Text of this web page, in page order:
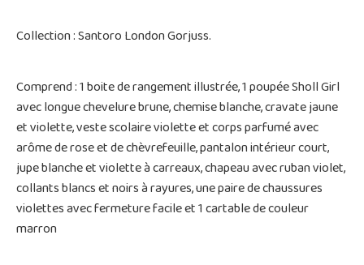
Collection : Santoro London Gorjuss.
Comprend : 1 boite de rangement illustrée, 1 poupée Sholl Girl
avec longue chevelure brune, chemise blanche, cravate jaune
et violette, veste scolaire violette et corps parfumé avec
arôme de rose et de chèvrefeuille, pantalon intérieur court,
jupe blanche et violette à carreaux, chapeau avec ruban violet,
collants blancs et noirs à rayures, une paire de chaussures
violettes avec fermeture facile et 1 cartable de couleur
marron